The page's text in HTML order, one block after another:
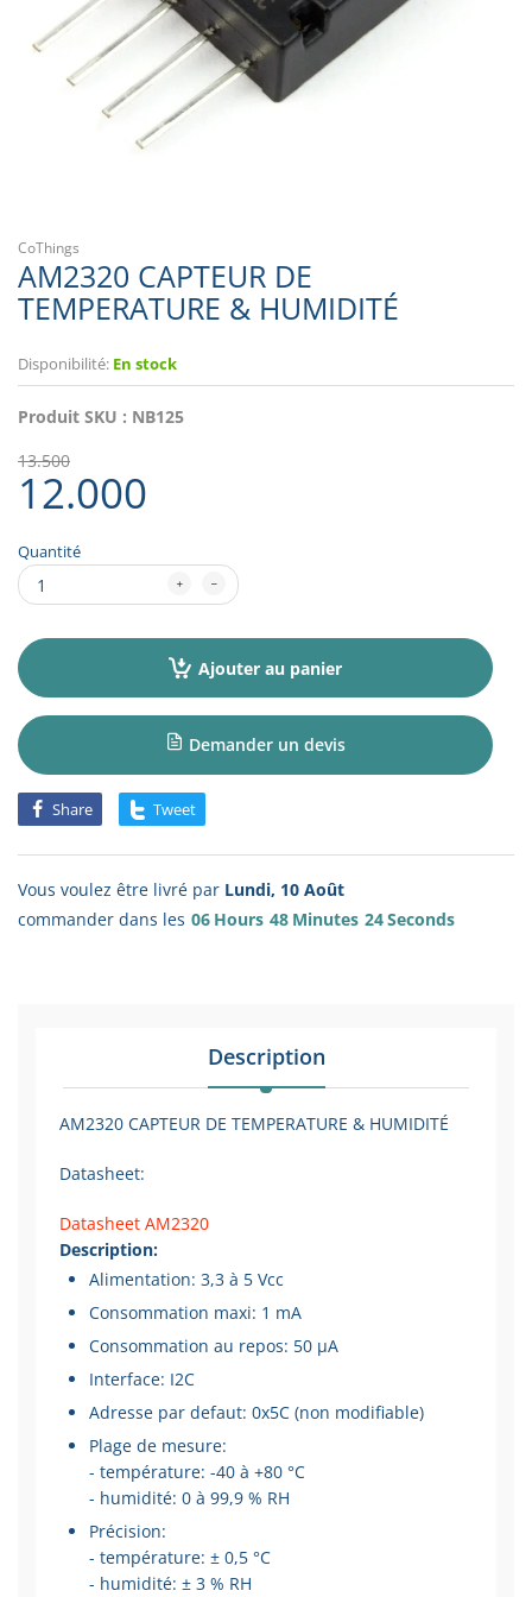
CoThings
AM2320 CAPTEUR DE
TEMPERATURE & HUMIDITÉ
Disponibilité: En stock
Produit SKU : NB125
12.000
13.500
Quantité
Ajouter au panier
Demander un devis
Share Tweet
Vous voulez être livré par Lundi, 10 Août
commander dans les 06 Hours 48 Minutes 23Seconds
Description
AM2320 CAPTEUR DE TEMPERATURE & HUMIDITÉ
Datasheet:
Datasheet AM2320
Description:
Alimentation: 3,3 à 5 Vcc
Consommation maxi: 1 mA
Consommation au repos: 50 µA
Interface: I2C
Adresse par defaut: 0x5C (non modifiable)
Plage de mesure:
- température: -40 à +80 °C
- humidité: 0 à 99,9 % RH
Précision:
- température: ± 0,5 °C
- humidité: ± 3 % RH